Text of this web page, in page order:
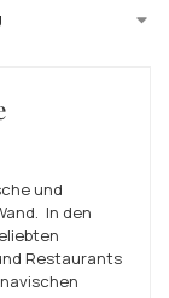
und
In den
Restaurants